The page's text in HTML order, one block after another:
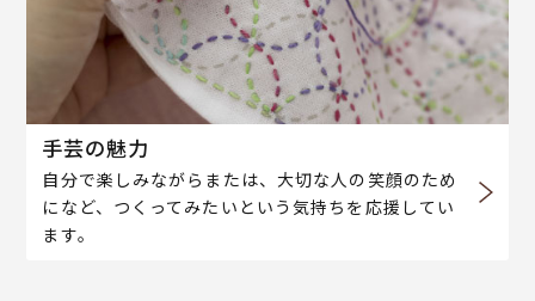
手芸の魅力
自分で楽しみながらまたは、大切な人の笑顔のため
になど、つくってみたいという気持ちを応援してい
ます。